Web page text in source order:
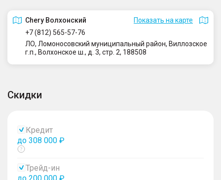
Сhery Волхонский
Показать на карте
+7 (812) 565-57-76
ЛО, Ломоносовский муниципальный район, Виллозское
г.п., Волхонское ш., д. 3, стр. 2, 188508
Скидки
Кредит
до 308 000 ₽
Показать
Трейд-ин
до 200 000 ₽